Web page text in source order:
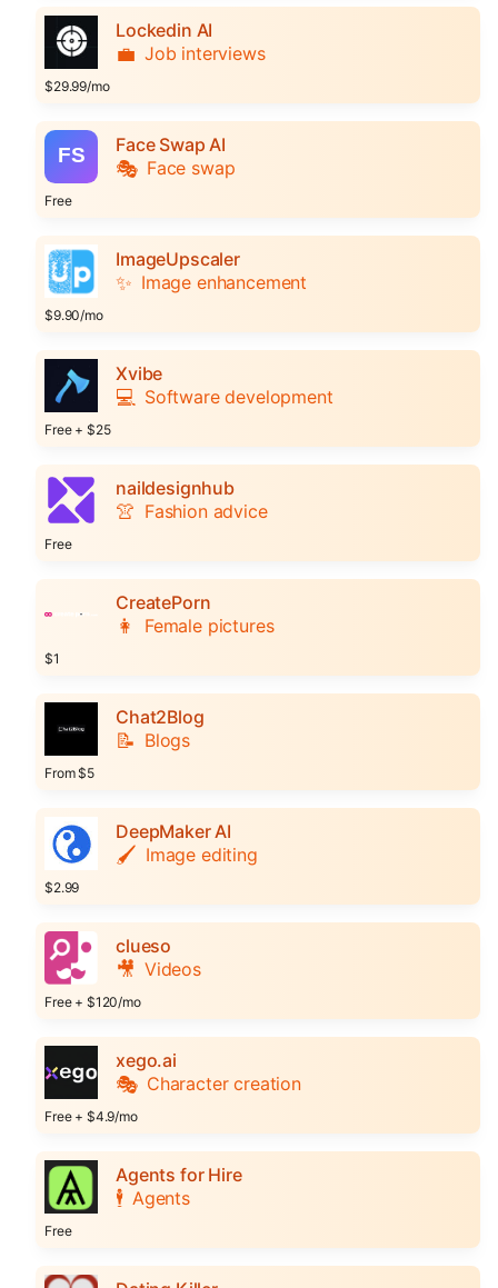
Lockedin AI
💼 Job interviews
$29.99/mo
Face Swap AI
🎭 Face swap
Free
ImageUpscaler
✨ Image enhancement
$9.90/mo
Xvibe
💻 Software development
Free + $25
naildesignhub
👚 Fashion advice
Free
CreatePorn
👩 Female pictures
$1
Chat2Blog
📝 Blogs
From $5
DeepMaker AI
🖌️ Image editing
$2.99
clueso
🎥 Videos
Free + $120/mo
xego.ai
🎭 Character creation
Free + $4.9/mo
Agents for Hire
🕴️ Agents
Free